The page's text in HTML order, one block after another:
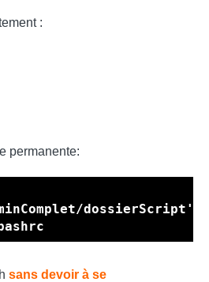
:
permanente:
dossierScript'
sans devoir à se